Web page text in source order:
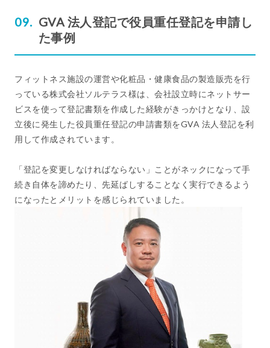
GVA 法人登記で役員重任登記を申請し
た事例
フィットネス施設の運営や化粧品・健康食品の製造販売を行
っている株式会社ソルテラス様は、会社設立時にネットサー
ビスを使って登記書類を作成した経験がきっかけとなり、設
立後に発生した役員重任登記の申請書類をGVA 法人登記を利
用して作成されています。
「登記を変更しなければならない」ことがネックになって手
続き自体を諦めたり、先延ばしすることなく実行できるよう
になったとメリットを感じられていました。